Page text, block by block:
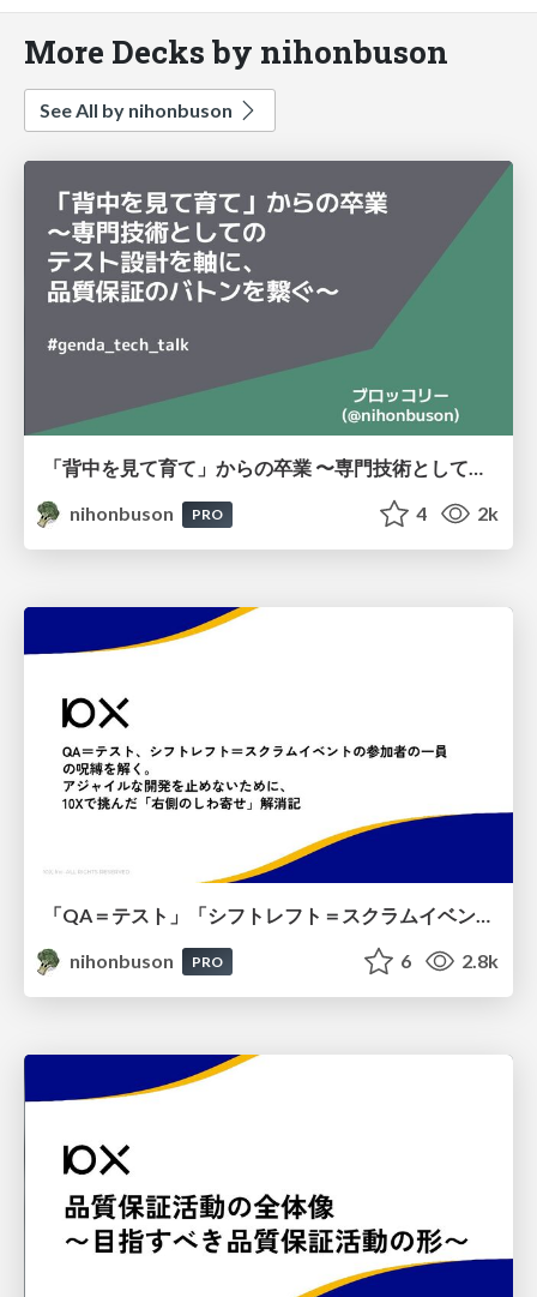
More Decks by nihonbuson
See All by nihonbuson
「背中を見て育て」からの卒業 〜専門技術としてのテスト設計を軸に、品質保証のバトンを繋ぐ〜 #genda_tech_talk
nihonbuson
PRO 4 2k
nihonbuson
PRO 6 2.8k